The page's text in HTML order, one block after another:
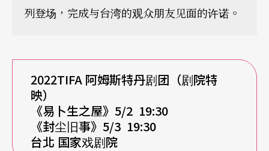
列登场，完成与台湾的观众朋友见面的许诺。
2022TIFA 阿姆斯特丹剧团（剧院特
映）
《易卜生之屋》5/2 19:30
《封尘旧事》5/3 19:30
台北 国家戏剧院